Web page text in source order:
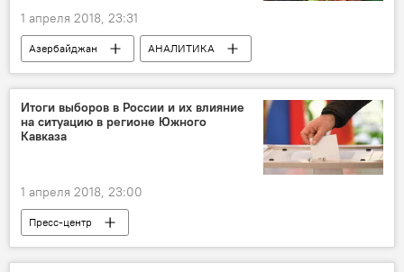
1 апреля 2018, 23:31
Азербайджан
АНАЛИТИКА
Новости
Экономика
Итоги выборов в России и их влияние
на ситуацию в регионе Южного
Кавказа
1 апреля 2018, 23:00
Пресс-центр